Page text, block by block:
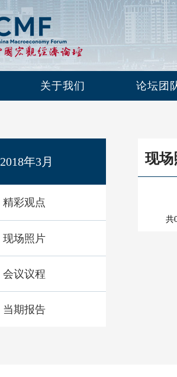
关于我们 论坛团
2018年3月
精彩观点
现场照片
会议议程
当期报告
现场
共